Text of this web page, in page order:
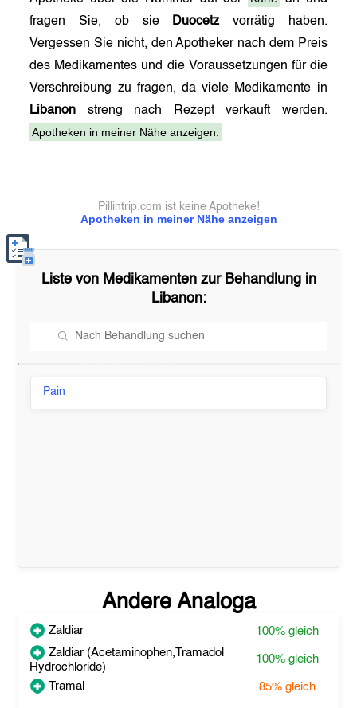
fragen Sie, ob sie
Duocetz vorrätig haben.
Vergessen Sie nicht, den Apotheker nach dem Preis
des Medikamentes und die Voraussetzungen für die
Verschreibung zu fragen, da viele Medikamente in
Libanon streng nach Rezept verkauft werden.
Apotheken in meiner Nähe anzeigen.
Apotheken in meiner Nähe anzeigen
Pillintrip.com ist keine Apotheke!
Liste von Medikamenten zur Behandlung in
Libanon:
Pain
Andere Analoga
Zaldiar 100% gleich
Zaldiar (Acetaminophen,Tramadol
Hydrochloride)
100% gleich
Tramal 85% gleich